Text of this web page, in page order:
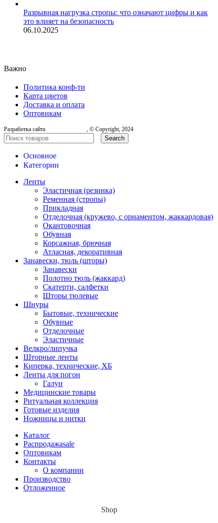
Разрывная нагрузка стропы: что означают цифры и как
это влияет на безопасность
06.10.2025
Важно
Политика конф-ти
Карта цветов
Доставка и оплата
Оптовикам
Разработка сайта , © Copyright, 2024
Search
Основное
Категории
Ленты
Эластичная (резинка)
Ременная (стропы)
Прикладная
Отделочная (кружево, с орнаментом, жаккардовая)
Окантовочная
Обувная
Корсажная, брючная
Атласная, декоративная
Занавески, тюль (шторы)
Занавески
Полотно тюль (жаккард)
Скатерти, салфетки
Шторы тюлевые
Шнуры
Бытовые, технические
Обувные
Отделочные
Эластичные
Велкро/липучка
Шторные ленты
Киперка, технические, ХБ
Ленты для погон
Галун
Медицинские товары
Ритуальная коллекция
Готовые изделия
Ножницы и нитки
Каталог
Распродажаsale
Оптовикам
Контакты
О компании
Производство
Отложенное
Shop